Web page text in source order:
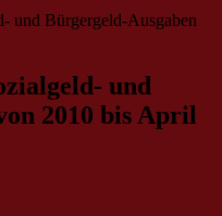
und Bürgergeld-Ausgaben
und
2010 bis April